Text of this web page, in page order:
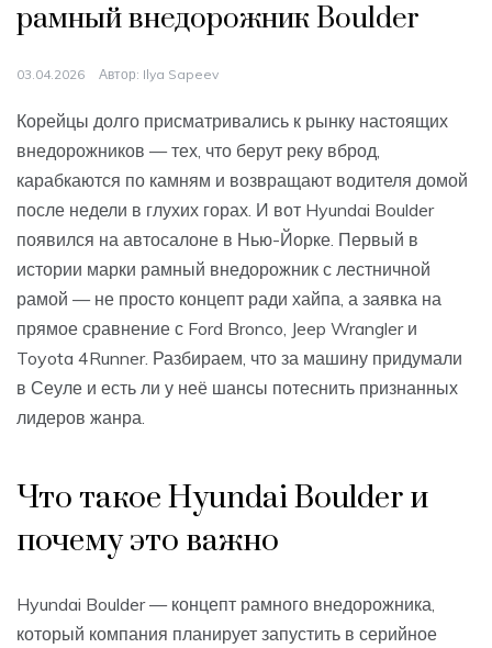
рамный внедорожник Boulder
03.04.2026 Автор: Ilya Sapeev
Корейцы долго присматривались к рынку настоящих
внедорожников — тех, что берут реку вброд,
карабкаются по камням и возвращают водителя домой
после недели в глухих горах. И вот Hyundai Boulder
появился на автосалоне в Нью-Йорке. Первый в
истории марки рамный внедорожник с лестничной
рамой — не просто концепт ради хайпа, а заявка на
прямое сравнение с Ford Bronco, Jeep Wrangler и
Toyota 4Runner. Разбираем, что за машину придумали
в Сеуле и есть ли у неё шансы потеснить признанных
лидеров жанра.
Что такое Hyundai Boulder и
почему это важно
Hyundai Boulder — концепт рамного внедорожника,
который компания планирует запустить в серийное